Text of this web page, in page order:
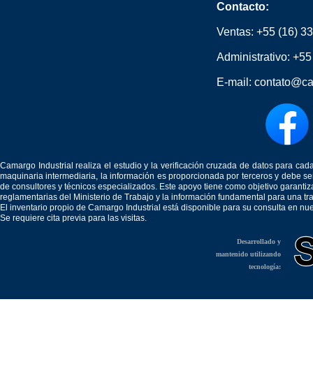
Contacto:
Ventas: +55 (16)
Administrativo:
E-mail:
Camargo Industrial realiza el estudio y la verificación cruzada de datos para
maquinaria intermediaria, la información es proporcionada por terceros y debe
de consultores y técnicos especializados. Este apoyo tiene como objetivo
reglamentarias del Ministerio de Trabajo y la información fundamental para una
El inventario propio de Camargo Industrial está disponible para su consulta en
Se requiere cita previa para las visitas.
Desarrollado y
mantenido utilizando
tecnología: